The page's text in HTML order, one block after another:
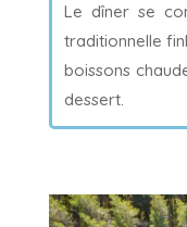
Le dîner se
traditionnelle
boissons
dessert.